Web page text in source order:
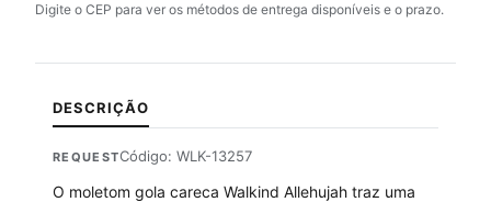
Digite o CEP para ver os métodos de entrega disponíveis e o prazo.
DESCRIÇÃO
REQUESTCódigo: WLK-13257
O moletom gola careca Walkind Allehujah traz uma